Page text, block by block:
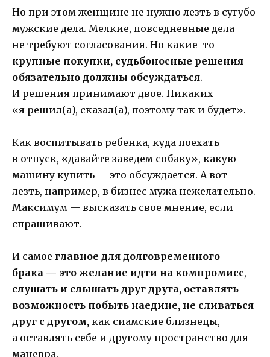
Но при этом женщине не нужно лезть в сугубо
мужские дела. Мелкие, повседневные дела
не требуют согласования. Но какие-то
крупные покупки, судьбоносные решения
обязательно должны обсуждаться.
И решения принимают двое. Никаких
«я решил(а), сказал(а), поэтому так и будет».
Как воспитывать ребенка, куда поехать
в отпуск, «давайте заведем собаку», какую
машину купить — это обсуждается. А вот
лезть, например, в бизнес мужа нежелательно.
Максимум — высказать свое мнение, если
спрашивают.
И самое главное для долговременного
брака — это желание идти на компромисс,
слушать и слышать друг друга, оставлять
возможность побыть наедине, не сливаться
друг с другом, как сиамские близнецы,
а оставлять себе и другому пространство для
маневра.